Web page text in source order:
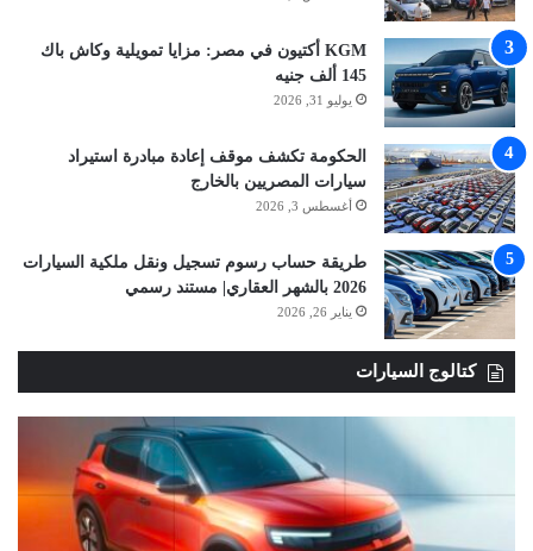
KGM أكتيون في مصر: مزايا تمويلية وكاش باك
145 ألف جنيه
يوليو 31, 2026
الحكومة تكشف موقف إعادة مبادرة استيراد
سيارات المصريين بالخارج
أغسطس 3, 2026
طريقة حساب رسوم تسجيل ونقل ملكية السيارات
2026 بالشهر العقاري| مستند رسمي
يناير 26, 2026
كتالوج السيارات